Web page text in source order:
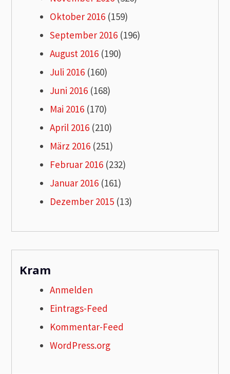
Oktober 2016 (159)
September 2016 (196)
August 2016 (190)
Juli 2016 (160)
Juni 2016 (168)
Mai 2016 (170)
April 2016 (210)
März 2016 (251)
Februar 2016 (232)
Januar 2016 (161)
Dezember 2015 (13)
Kram
Anmelden
Eintrags-Feed
Kommentar-Feed
WordPress.org